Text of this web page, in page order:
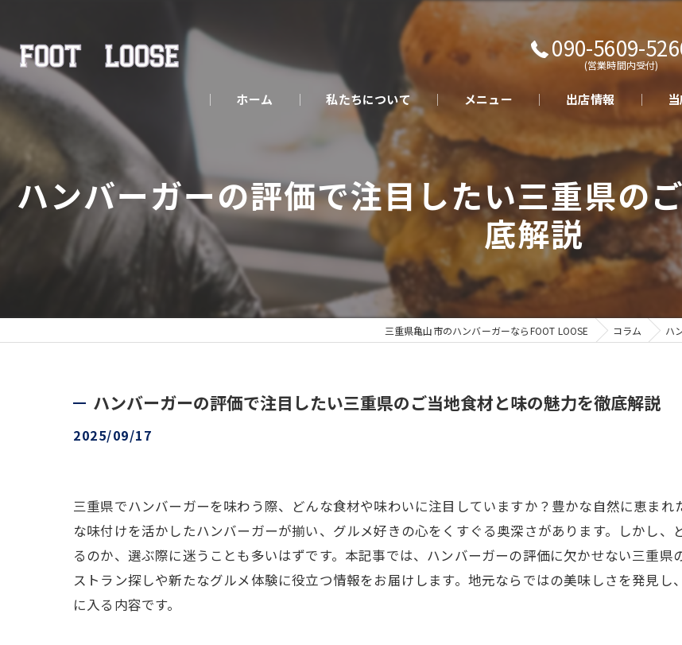
090-5609-
(営業時間内受付)
ホーム 私たちについて メニュー 出店情報
キ
テ
さく
美味
ハンバーガーの評価で注目したい三重県の
底解説
三重県亀山市のハンバーガーならFOOT LOOSE コラム ハ
ハンバーガーの評価で注目したい三重県のご当地食材と味の魅力を徹底解説
2025/09/17
三重県でハンバーガーを味わう際、どんな食材や味わいに注目していますか？豊かな自然に恵ま
な味付けを活かしたハンバーガーが揃い、グルメ好きの心をくすぐる奥深さがあります。しかし
るのか、選ぶ際に迷うことも多いはずです。本記事では、ハンバーガーの評価に欠かせない三重
ストラン探しや新たなグルメ体験に役立つ情報をお届けします。地元ならではの美味しさを発見し
に入る内容です。